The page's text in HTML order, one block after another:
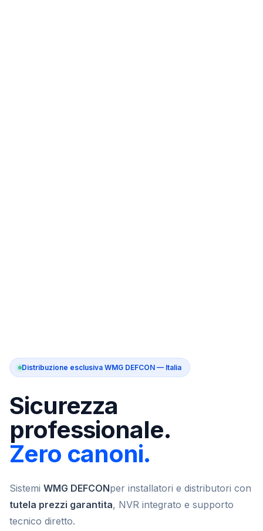
Distribuzione esclusiva WMG DEFCON — Italia
Sicurezza
professionale.
Zero canoni.
Sistemi WMG DEFCONper installatori e distributori con
tutela prezzi garantita, NVR integrato e supporto
tecnico diretto.